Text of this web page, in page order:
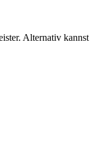
Alternativ